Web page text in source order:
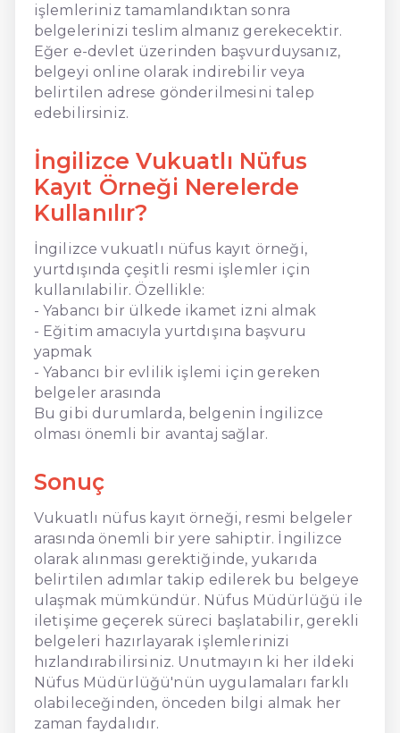
işlemleriniz tamamlandıktan sonra
belgelerinizi teslim almanız gerekecektir.
Eğer e-devlet üzerinden başvurduysanız,
belgeyi online olarak indirebilir veya
belirtilen adrese gönderilmesini talep
edebilirsiniz.
İngilizce Vukuatlı Nüfus
Kayıt Örneği Nerelerde
Kullanılır?
İngilizce vukuatlı nüfus kayıt örneği,
yurtdışında çeşitli resmi işlemler için
kullanılabilir. Özellikle:
- Yabancı bir ülkede ikamet izni almak
- Eğitim amacıyla yurtdışına başvuru
yapmak
- Yabancı bir evlilik işlemi için gereken
belgeler arasında
Bu gibi durumlarda, belgenin İngilizce
olması önemli bir avantaj sağlar.
Sonuç
Vukuatlı nüfus kayıt örneği, resmi belgeler
arasında önemli bir yere sahiptir. İngilizce
olarak alınması gerektiğinde, yukarıda
belirtilen adımlar takip edilerek bu belgeye
ulaşmak mümkündür. Nüfus Müdürlüğü ile
iletişime geçerek süreci başlatabilir, gerekli
belgeleri hazırlayarak işlemlerinizi
hızlandırabilirsiniz. Unutmayın ki her ildeki
Nüfus Müdürlüğü'nün uygulamaları farklı
olabileceğinden, önceden bilgi almak her
zaman faydalıdır.